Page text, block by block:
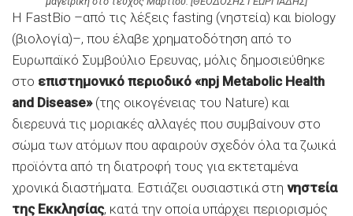
Η FastBio –από τις λέξεις fasting (νηστεία) και biology
(βιολογία)–, που έλαβε χρηματοδότηση από το
Ευρωπαϊκό Συμβούλιο Ερευνας, μόλις δημοσιεύθηκε
στο επιστημονικό περιοδικό «npj Metabolic Health
and Disease»(της οικογένειας του Nature) και
διερευνά τις μοριακές αλλαγές που συμβαίνουν στο
σώμα των ατόμων που αφαιρούν σχεδόν όλα τα ζωικά
προϊόντα από τη διατροφή τους για εκτεταμένα
χρονικά διαστήματα. Εστιάζει ουσιαστικά στη νηστεία
της Εκκλησίας, κατά την οποία υπάρχει περιορισμός